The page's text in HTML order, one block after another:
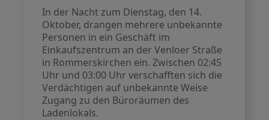
In der Nacht zum Dienstag, den 14.
Oktober, drangen mehrere unbekannte
Personen in ein Geschäft im
Einkaufszentrum an der Venloer Straße
in Rommerskirchen ein. Zwischen 02:45
Uhr und 03:00 Uhr verschafften sich die
Verdächtigen auf unbekannte Weise
Zugang zu den Büroräumen des
Ladenlokals.